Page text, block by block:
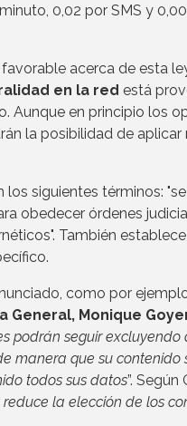
0,02 por SMS y
acerca de esta
en la red está
Aunque en principio los
la posibilidad de
siguientes términos:
obedecer órdenes
También
como por
General, Monique
podrán seguir
manera que su
todos sus datos”. Según
la elección de los